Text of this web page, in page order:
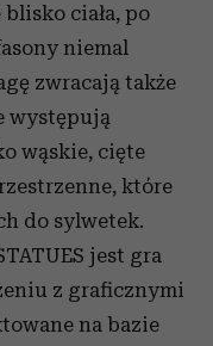
ciała, po
niemal
zwracają także
występują
wąskie, cięte
które
do sylwetek.
jest gra
z graficznymi
na bazie